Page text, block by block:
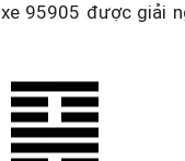
95905 được giải